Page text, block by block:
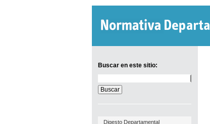
Buscar en este sitio:
en
este
sitio:
Digesto Departamental